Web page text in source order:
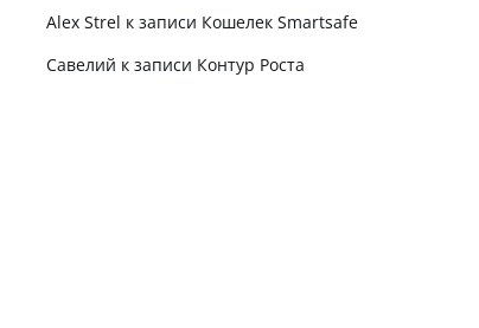
Alex Strel к записи Кошелек Smartsafe
Савелий к записи Контур Роста